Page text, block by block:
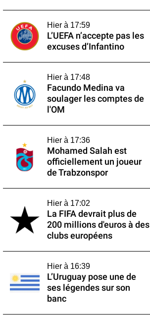
Hier à 17:59
L’UEFA n’accepte pas les
excuses d’Infantino
Hier à 17:48
Facundo Medina va
soulager les comptes de
l'OM
Hier à 17:36
Mohamed Salah est
officiellement un joueur
de Trabzonspor
Hier à 17:02
La FIFA devrait plus de
200 millions d'euros à des
clubs européens
Hier à 16:39
L’Uruguay pose une de
ses légendes sur son
banc